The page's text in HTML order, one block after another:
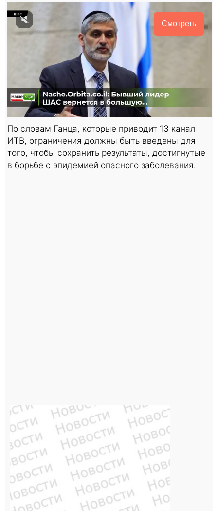
Смотреть
По словам Ганца, которые приводит 13 канал
ИТВ, ограничения должны быть введены для
того, чтобы сохранить результаты, достигнутые
в борьбе с эпидемией опасного заболевания.